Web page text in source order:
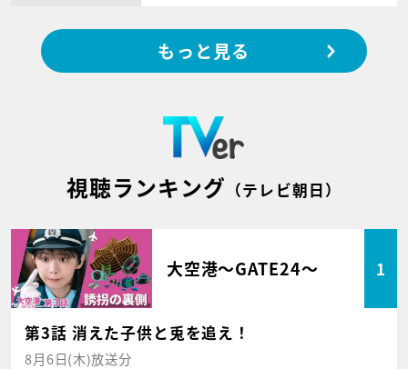
もっと見る
視聴ランキング （テレビ朝日）
大空港～GATE24～ 1
第3話 消えた子供と兎を追え！
8月6日(木)放送分